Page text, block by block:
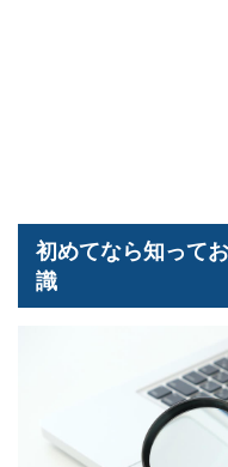
初めてなら知って
識